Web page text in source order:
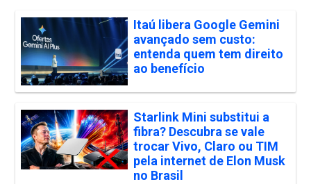
Itaú libera Google Gemini
avançado sem custo:
entenda quem tem direito
ao benefício
Starlink Mini substitui a
fibra? Descubra se vale
trocar Vivo, Claro ou TIM
pela internet de Elon Musk
no Brasil